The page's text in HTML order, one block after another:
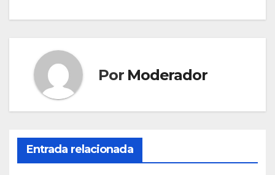
Por Moderador
Entrada relacionada